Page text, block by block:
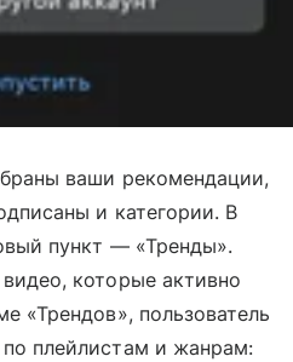
ваши рекомендации,
и категории. В
пункт — «Тренды».
которые активно
«Трендов», пользователь
плейлистам и жанрам: